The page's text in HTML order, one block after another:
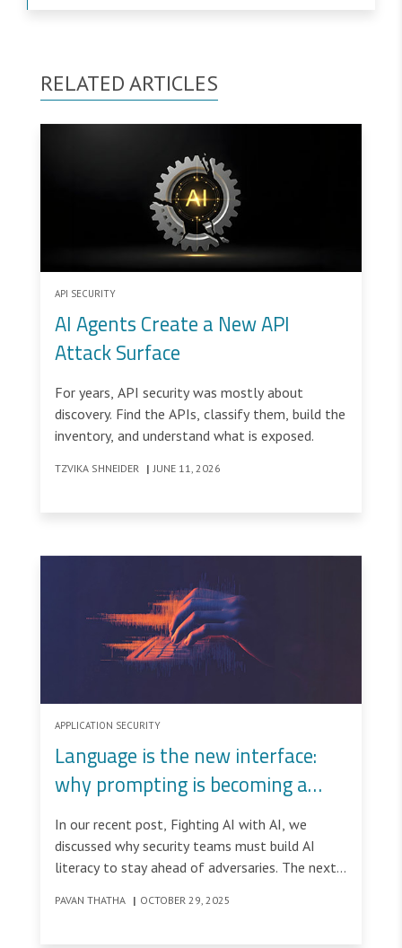
RELATED ARTICLES
API SECURITY
AI Agents Create a New API
Attack Surface
For years, API security was mostly about
discovery. Find the APIs, classify them, build the
inventory, and understand what is exposed.
TZVIKA SHNEIDER | JUNE 11, 2026
APPLICATION SECURITY
Language is the new interface:
why prompting is becoming a
core security skill
In our recent post, Fighting AI with AI, we
discussed why security teams must build AI
literacy to stay ahead of adversaries. The next
PAVAN THATHA | OCTOBER 29, 2025